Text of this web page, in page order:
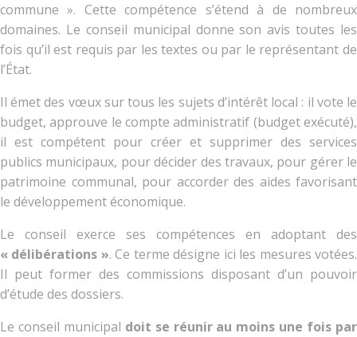
commune ». Cette compétence s’étend à de nombreux
domaines. Le conseil municipal donne son avis toutes les
fois qu’il est requis par les textes ou par le représentant de
l’État.
Il émet des vœux sur tous les sujets d’intérêt local : il vote le
budget, approuve le compte administratif (budget exécuté),
il est compétent pour créer et supprimer des services
publics municipaux, pour décider des travaux, pour gérer le
patrimoine communal, pour accorder des aides favorisant
le développement économique.
Le conseil exerce ses compétences en adoptant des
« délibérations ». Ce terme désigne ici les mesures votées.
Il peut former des commissions disposant d’un pouvoir
d’étude des dossiers.
Le conseil municipal doit se réunir au moins une fois par